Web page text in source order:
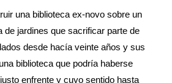
una biblioteca ex-novo sobre un
de jardines que sacrificar parte de
desde hacía veinte años y sus
biblioteca que podría haberse
enfrente y cuyo sentido hasta